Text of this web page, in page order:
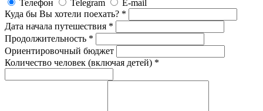
Телефон
Telegram
E-mail
Куда бы Вы хотели поехать? *
Дата начала путешествия *
Продолжительность *
Ориентировочный бюджет
Количество человек (включая детей) *